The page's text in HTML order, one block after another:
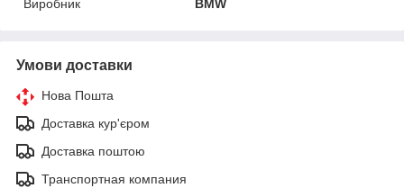
Виробник
BMW
Умови доставки
Нова Пошта
Доставка кур'єром
Доставка поштою
Транспортная компания